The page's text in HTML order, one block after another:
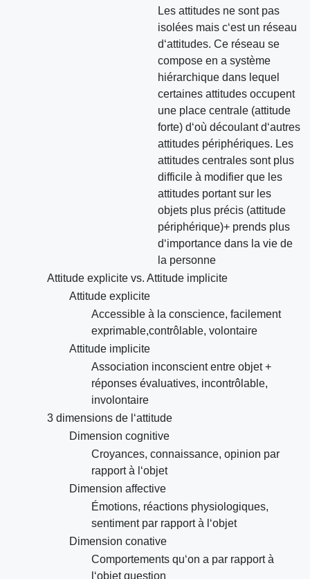
Les attitudes ne sont pas
isolées mais c‘est un réseau
d‘attitudes. Ce réseau se
compose en a système
hiérarchique dans lequel
certaines attitudes occupent
une place centrale (attitude
forte) d‘où découlant d‘autres
attitudes périphériques. Les
attitudes centrales sont plus
difficile à modifier que les
attitudes portant sur les
objets plus précis (attitude
périphérique)+ prends plus
d‘importance dans la vie de
la personne
Attitude explicite vs. Attitude implicite
Attitude explicite
Accessible à la conscience, facilement
exprimable,contrôlable, volontaire
Attitude implicite
Association inconscient entre objet +
réponses évaluatives, incontrôlable,
involontaire
3 dimensions de l‘attitude
Dimension cognitive
Croyances, connaissance, opinion par
rapport à l‘objet
Dimension affective
Émotions, réactions physiologiques,
sentiment par rapport à l‘objet
Dimension conative
Comportements qu‘on a par rapport à
l‘objet question